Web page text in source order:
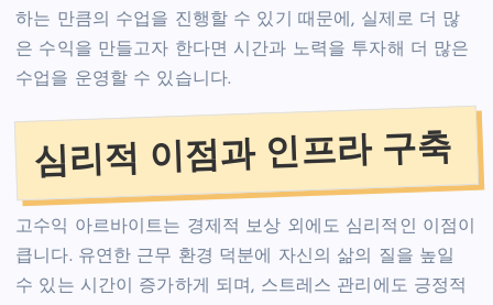
하는 만큼의 수업을 진행할 수 있기 때문에, 실제로 더 많
은 수익을 만들고자 한다면 시간과 노력을 투자해 더 많은
수업을 운영할 수 있습니다.
심리적 이점과 인프라 구축
고수익 아르바이트는 경제적 보상 외에도 심리적인 이점이
큽니다. 유연한 근무 환경 덕분에 자신의 삶의 질을 높일
수 있는 시간이 증가하게 되며, 스트레스 관리에도 긍정적